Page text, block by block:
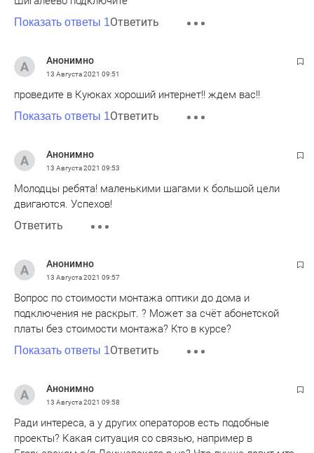
Показать ответы 1Ответить
Анонимно
13 Августа 2021 09:51
проведите в Куюках хороший интернет!! ждем вас!!
Показать ответы 1Ответить
Анонимно
13 Августа 2021 09:53
Молодцы ребята! маленькими шагами к большой цели
двигаются. Успехов!
Ответить
Анонимно
13 Августа 2021 09:57
Вопрос по стоимости монтажа оптики до дома и
подключения не раскрыт. ? Может за счёт абонетской
платы без стоимости монтажа? Кто в курсе?
Показать ответы 1Ответить
Анонимно
13 Августа 2021 09:58
Ради интереса, а у других операторов есть подобные
проекты? Какая ситуация со связью, например в